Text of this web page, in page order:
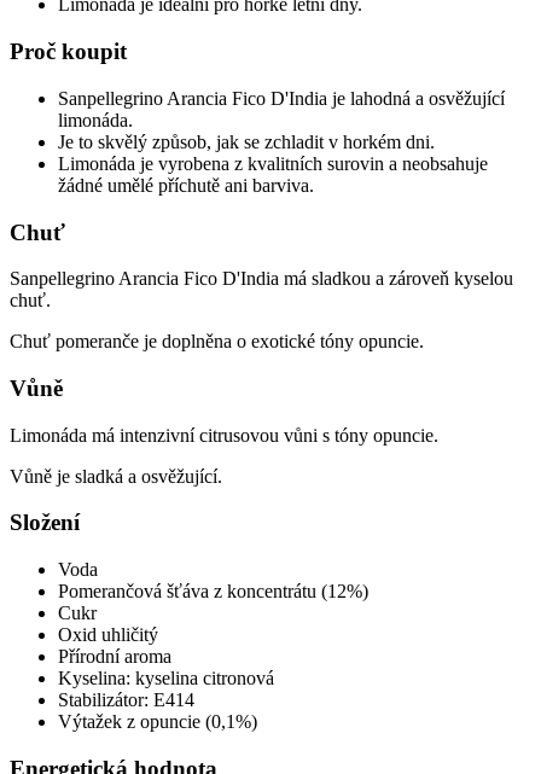
Limonáda je ideální pro horké letní dny.
Proč koupit
Sanpellegrino Arancia Fico D'India je lahodná a osvěžující
limonáda.
Je to skvělý způsob, jak se zchladit v horkém dni.
Limonáda je vyrobena z kvalitních surovin a neobsahuje
žádné umělé příchutě ani barviva.
Chuť
Sanpellegrino Arancia Fico D'India má sladkou a zároveň kyselou
chuť.
Chuť pomeranče je doplněna o exotické tóny opuncie.
Vůně
Limonáda má intenzivní citrusovou vůni s tóny opuncie.
Vůně je sladká a osvěžující.
Složení
Voda
Pomerančová šťáva z koncentrátu (12%)
Cukr
Oxid uhličitý
Přírodní aroma
Kyselina: kyselina citronová
Stabilizátor: E414
Výtažek z opuncie (0,1%)
Energetická hodnota